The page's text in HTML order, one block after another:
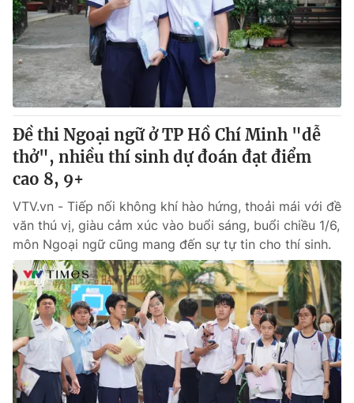
Tin tức
Thế giới đó đây
Câu chuyện quốc tế
Kinh tế
Tài chính
Thị trường
Góc doanh nghiệp
Dữ liệu và đời sống
Truyền hình
Phim VTV
Hậu trường
Nhân vật
Khán giả
Giải sao mai
Giải trí
Điện ảnh
Âm nhạc
Đời sống
Du lịch
Làm đẹp
Chất lượng cuộc sống
Giáo dục
Tuyển sinh
Học trực tuyến
Công nghệ
Hitech Công nghệ tương lai
Sản phẩm
Thị trường
Giao lưu trực tuyến
Lịch phát sóng
Đề thi Ngoại ngữ ở TP Hồ Chí Minh "dễ
thở", nhiều thí sinh dự đoán đạt điểm
cao 8, 9+
VTV.vn - Tiếp nối không khí hào hứng, thoải mái với đề
văn thú vị, giàu cảm xúc vào buổi sáng, buổi chiều 1/6,
môn Ngoại ngữ cũng mang đến sự tự tin cho thí sinh.